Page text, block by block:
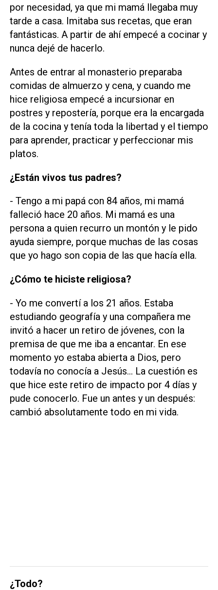
por necesidad, ya que mi mamá llegaba muy
tarde a casa. Imitaba sus recetas, que eran
fantásticas. A partir de ahí empecé a cocinar y
nunca dejé de hacerlo.
Antes de entrar al monasterio preparaba
comidas de almuerzo y cena, y cuando me
hice religiosa empecé a incursionar en
postres y repostería, porque era la encargada
de la cocina y tenía toda la libertad y el tiempo
para aprender, practicar y perfeccionar mis
platos.
¿Están vivos tus padres?
- Tengo a mi papá con 84 años, mi mamá
falleció hace 20 años. Mi mamá es una
persona a quien recurro un montón y le pido
ayuda siempre, porque muchas de las cosas
que yo hago son copia de las que hacía ella.
¿Cómo te hiciste religiosa?
- Yo me convertí a los 21 años. Estaba
estudiando geografía y una compañera me
invitó a hacer un retiro de jóvenes, con la
premisa de que me iba a encantar. En ese
momento yo estaba abierta a Dios, pero
todavía no conocía a Jesús… La cuestión es
que hice este retiro de impacto por 4 días y
pude conocerlo. Fue un antes y un después:
cambió absolutamente todo en mi vida.
¿Todo?